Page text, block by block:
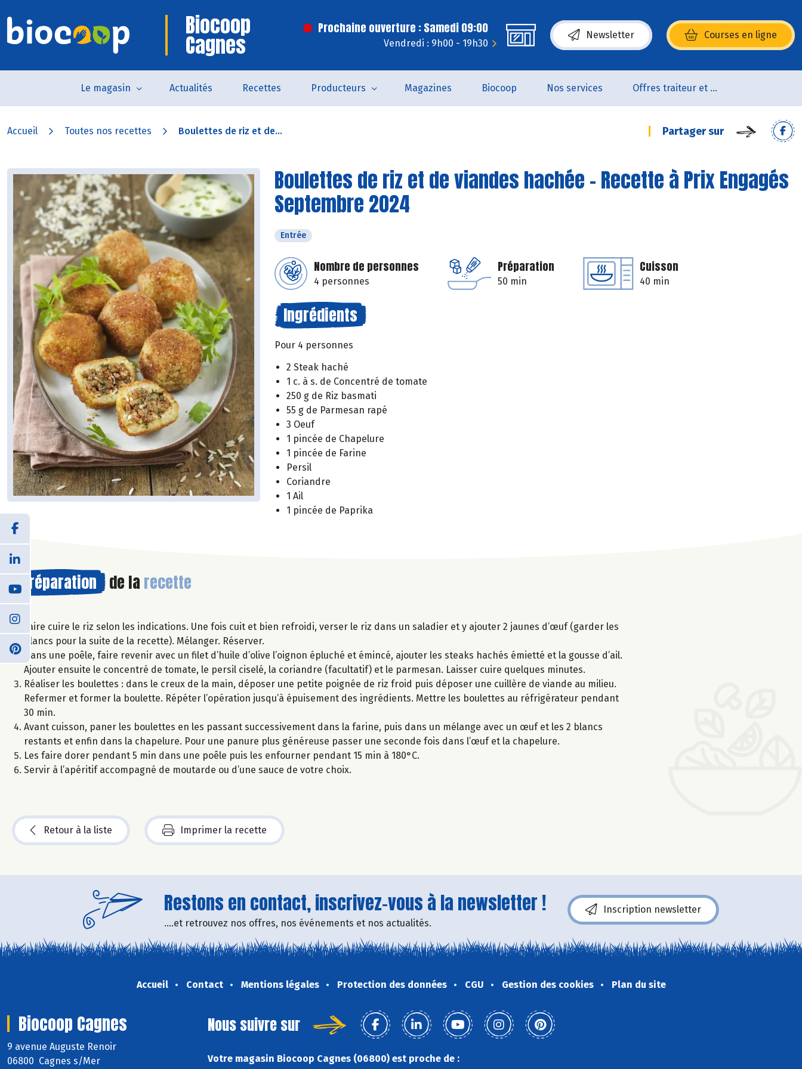
Biocoop
Cagnes
Prochaine ouverture : Samedi 09:00
Vendredi : 9h00 - 19h30
Newsletter Courses en ligne
(s’ouvre dans une nouvelle fenêtre)
Le magasin Actualités Recettes Producteurs Magazines Biocoop Nos services Offres traiteur et pâtisserie
Accueil Toutes nos recettes Boulettes de riz et de... Partager sur
Boulettes de riz et de viandes hachée - Recette à Prix Engagés
Septembre 2024
Entrée
Nombre de personnes
4 personnes
Préparation
50 min
Cuisson
40 min
Ingrédients
Pour 4 personnes
2 Steak haché
1 c. à s. de Concentré de tomate
250 g de Riz basmati
55 g de Parmesan rapé
3 Oeuf
1 pincée de Chapelure
1 pincée de Farine
Persil
Coriandre
1 Ail
1 pincée de Paprika
Préparation de la recette
Faire cuire le riz selon les indications. Une fois cuit et bien refroidi, verser le riz dans un saladier et y ajouter 2 jaunes d’œuf (garder les
blancs pour la suite de la recette). Mélanger. Réserver.
Dans une poêle, faire revenir avec un filet d’huile d’olive l’oignon épluché et émincé, ajouter les steaks hachés émietté et la gousse d’ail.
Ajouter ensuite le concentré de tomate, le persil ciselé, la coriandre (facultatif) et le parmesan. Laisser cuire quelques minutes.
Réaliser les boulettes : dans le creux de la main, déposer une petite poignée de riz froid puis déposer une cuillère de viande au milieu.
Refermer et former la boulette. Répéter l’opération jusqu’à épuisement des ingrédients. Mettre les boulettes au réfrigérateur pendant
30 min.
Avant cuisson, paner les boulettes en les passant successivement dans la farine, puis dans un mélange avec un œuf et les 2 blancs
restants et enfin dans la chapelure. Pour une panure plus généreuse passer une seconde fois dans l’œuf et la chapelure.
Les faire dorer pendant 5 min dans une poêle puis les enfourner pendant 15 min à 180°C.
Servir à l’apéritif accompagné de moutarde ou d’une sauce de votre choix.
Retour à la liste Imprimer la recette
Restons en contact, inscrivez-vous à la newsletter !
....et retrouvez nos offres, nos événements et nos actualités.
Inscription newsletter
Accueil Contact Mentions légales Protection des données CGU Gestion des cookies Plan du site
Biocoop Cagnes
9 avenue Auguste Renoir
06800 Cagnes s/Mer
Nous suivre sur
Votre magasin Biocoop Cagnes (06800) est proche de :